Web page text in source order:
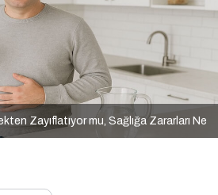
Zayıflatıyor mu, Sağlığa Zararları Ne